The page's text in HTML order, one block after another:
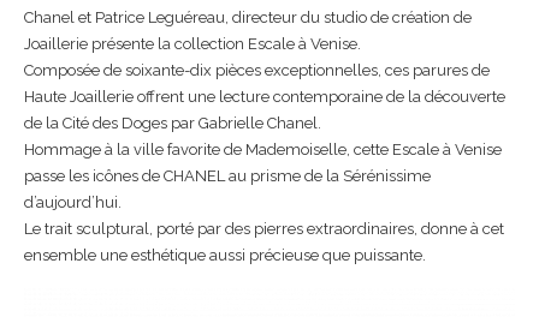
Chanel et Patrice Leguéreau, directeur du studio de création de
Joaillerie présente la collection Escale à Venise.
Composée de soixante-dix pièces exceptionnelles, ces parures de
Haute Joaillerie offrent une lecture contemporaine de la découverte
de la Cité des Doges par Gabrielle Chanel.
Hommage à la ville favorite de Mademoiselle, cette Escale à Venise
passe les icônes de CHANEL au prisme de la Sérénissime
d’aujourd’hui.
Le trait sculptural, porté par des pierres extraordinaires, donne à cet
ensemble une esthétique aussi précieuse que puissante.